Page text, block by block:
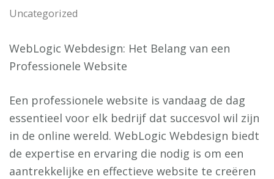
Uncategorized
WebLogic Webdesign: Het Belang van een
Professionele Website
Een professionele website is vandaag de dag
essentieel voor elk bedrijf dat succesvol wil zijn
in de online wereld. WebLogic Webdesign biedt
de expertise en ervaring die nodig is om een
aantrekkelijke en effectieve website te creëren